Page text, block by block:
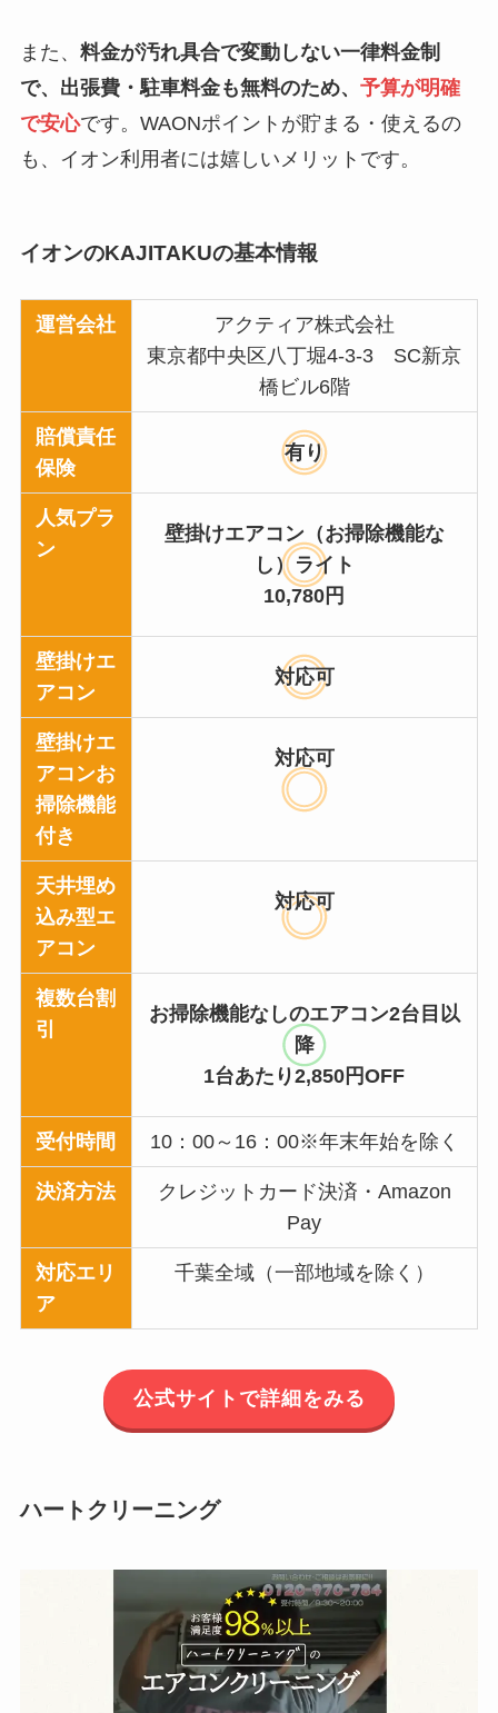
また、 料金が汚れ具合で変動しない一律料金制
で、出張費・駐車料金も無料のため、 予算が明確
で安心です。WAONポイントが貯まる・使えるの
も、イオン利用者には嬉しいメリットです。
イオンのKAJITAKUの基本情報
運営会社
アクティア株式会社
東京都中央区八丁堀4-3-3 SC新京
橋ビル6階
賠償責任
保険
有り
人気プラ
ン
壁掛けエアコン（お掃除機能な
し）ライト
10,780円
壁掛けエ
アコン
対応可
壁掛けエ
アコンお
掃除機能
付き
対応可
天井埋め
込み型エ
アコン
対応可
複数台割
引
お掃除機能なしのエアコン2台目以
降
1台あたり2,850円OFF
受付時間 10：00～16：00※年末年始を除く
決済方法
クレジットカード決済・Amazon
Pay
対応エリ
ア
千葉全域（一部地域を除く）
公式サイトで詳細をみる
ハートクリーニング